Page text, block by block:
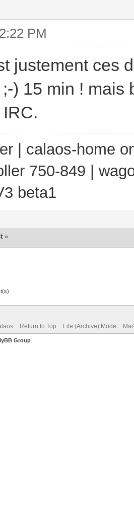
PM
justement ces
) 15 min ! mais
| calaos-home
750-849 |
beta1
»
Return to Top Lite (Archive) Mode
Group